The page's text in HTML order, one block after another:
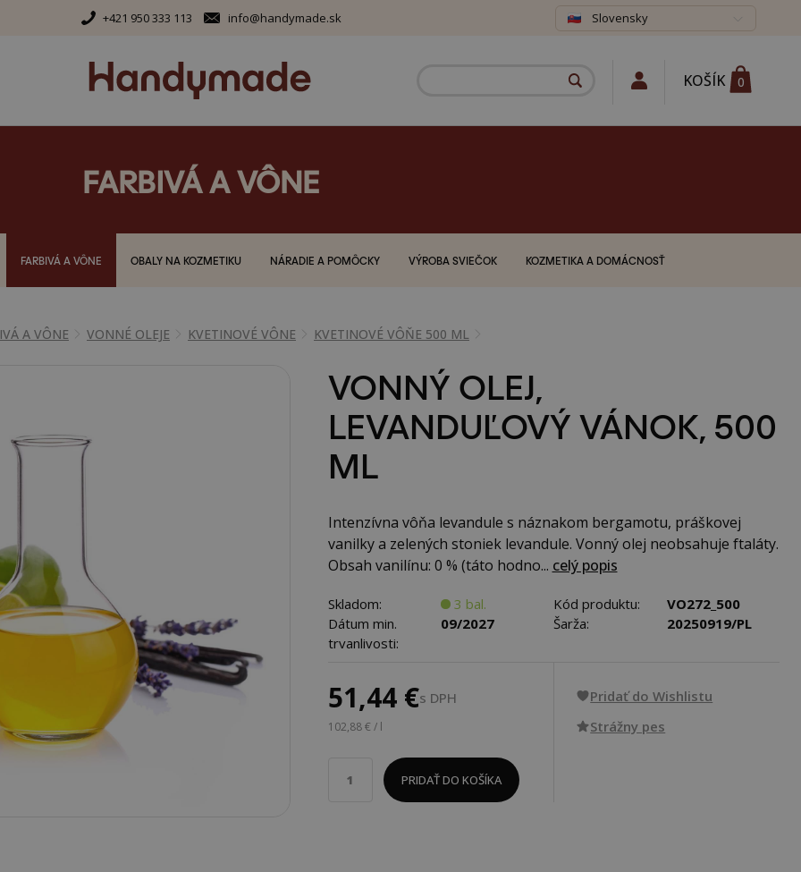
+421 950 333 113 info@handymade.sk Slovensky
KOŠÍK 0
FARBIVÁ A VÔNE
FARBIVÁ A VÔNE OBALY NA KOZMETIKU NÁRADIE A POMÔCKY VÝROBA SVIEČOK KOZMETIKA A DOMÁCNOSŤ
A VÔNE VONNÉ OLEJE KVETINOVÉ VÔNE KVETINOVÉ VÔŇE 500 ML
VONNÝ OLEJ,
LEVANDUĽOVÝ VÁNOK, 500
ML
Intenzívna vôňa levandule s náznakom bergamotu, práškovej
vanilky a zelených stoniek levandule. Vonný olej neobsahuje ftaláty.
Obsah vanilínu: 0 % (táto hodno... celý popis
Skladom: 3 bal. Kód produktu:
VO272_500
Dátum min.
trvanlivosti:
09/2027 Šarža: 20250919/PL
51,44 €s DPH
102,88 € / l
PRIDAŤ DO KOŠÍKA
Pridať do Wishlistu
Strážny pes